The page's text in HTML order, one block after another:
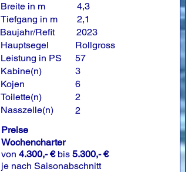
Breite in m
Tiefgang in m
Baujahr/Refit
Hauptsegel
Leistung in PS
Kabine(n)
Kojen
Toilette(n)
Nasszelle(n)
4,3
2,1
2023
Rollgross
57
3
6
2
2
Preise
Wochencharter
von 4.300,- €bis 5.300,- €
je nach Saisonabschnitt